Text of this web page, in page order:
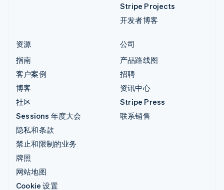
Stripe Projects
开发者博客
资源
指南
客户案例
博客
社区
Sessions 年度大会
隐私和条款
禁止和限制的业务
牌照
网站地图
Cookie 设置
公司
产品路线图
招聘
资讯中心
Stripe Press
联系销售